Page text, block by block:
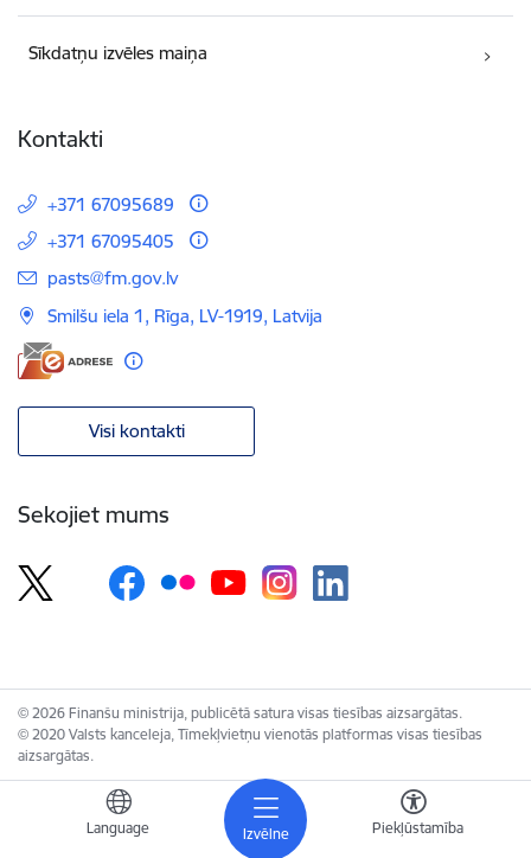
Izvēlne
Language Piekļūstamība
Sīkdatņu izvēles maiņa
Kontakti
+371 67095689
+371 67095405
E-pasts:
pasts@fm.gov.lv
Smilšu iela 1, Rīga, LV-1919, Latvija
Visi kontakti
Sekojiet mums
© 2026 Finanšu ministrija, publicētā satura visas tiesības aizsargātas.
© 2020 Valsts kanceleja, Tīmekļvietņu vienotās platformas visas tiesības
aizsargātas.